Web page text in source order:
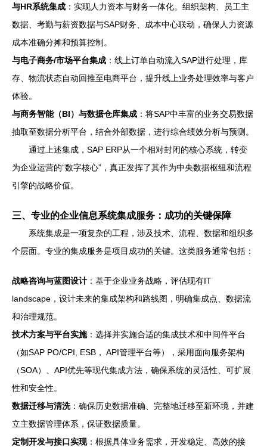
与HR系统集成 ：实现人力资本与财务一体化。组织架构、员工主
数据、考勤与薪资数据与SAP财务、成本中心联动，确保人力资源
成本准确分摊和预算控制。
与电子商务/市场平台集成 ：线上订单自动流入SAP进行处理，库
存、物流状态自动回推至电商平台，提升线上业务处理效率与客户
体验。
与商务智能（BI）与数据仓库集成 ：将SAP中丰富的业务交易数据
抽取至数据分析平台，结合外部数据，进行综合绩效分析与预测。
通过上述集成，SAP ERP从一个相对封闭的核心系统，转变
为企业运营的“数字核心”，真正发挥了其作为中央数据枢纽和流程
引擎的战略价值。
三、专业的企业信息系统集成服务：成功的关键保障
系统集成是一项复杂的工程，涉及技术、流程、数据和组织多
个层面。专业的集成服务是项目成功的关键。这类服务通常包括：
战略咨询与蓝图设计 ：基于企业业务战略，评估现有IT
landscape，设计未来的集成架构和路线图，明确集成点、数据流
和治理规范。
技术方案与平台实施：选择并实施合适的集成技术和中间件平台
（如SAP PO/CPI, ESB， API管理平台等），采用面向服务架构
（SOA）、API优先等现代集成方法，确保系统的灵活性、可扩展
性和安全性。
数据迁移与清洗：确保历史数据准确、完整地迁移至新环境，并建
立主数据管理体系，保证数据质量。
定制开发与接口实现：根据具体业务需求，开发稳定、高效的接